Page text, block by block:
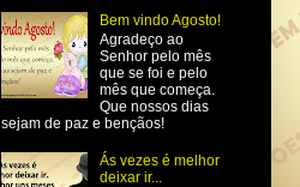
Bem vindo Agosto!
Agradeço ao
Senhor pelo mês
que se foi e pelo
mês que começa.
Que nossos dias
sejam de paz e bençãos!
Ás vezes é melhor
deixar ir...